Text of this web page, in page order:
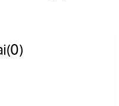
(0)